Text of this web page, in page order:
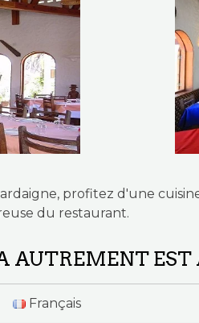
profitez d'une
du restaurant.
AUTREMENT EST
Français